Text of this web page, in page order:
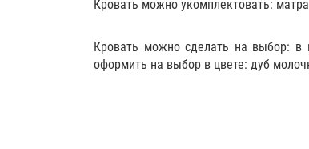
Кровать можно укомплектовать:
Кровать можно сделать на выбор: в
оформить на выбор в цвете: дуб